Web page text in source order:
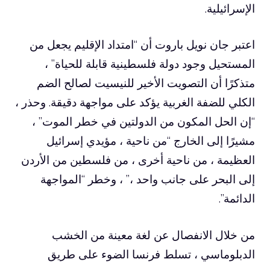
الإسرائيلية.
اعتبر جان نويل باروت أن “امتداد الإقليم يجعل من
المستحيل وجود دولة فلسطينية قابلة للحياة” ،
متذكرًا أن التصويت الأخير للنيسيت لصالح الضم
الكلي للضفة الغربية يؤكد على مواجهة دقيقة. وحذر ،
“إن الحل المكون من الدولتين في خطر الموت” ،
مشيرًا إلى الخارج “من ناحية ، مؤيدي إسرائيل
العظيمة ، من ناحية أخرى ، من فلسطين من الأردن
إلى البحر على جانب واحد ،” ، وخطر “المواجهة
الدائمة”.
من خلال الانفصال عن لغة معينة من الخشب
الدبلوماسي ، تسلط فرنسا الضوء على طريق